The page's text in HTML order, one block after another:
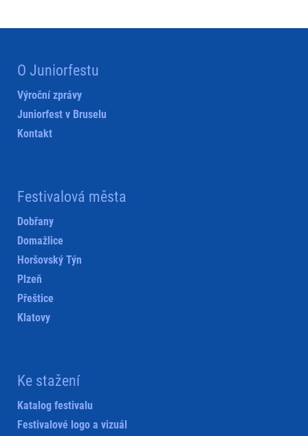
O Juniorfestu
Výroční zprávy
Juniorfest v Bruselu
Kontakt
Festivalová města
Dobřany
Domažlice
Horšovský Týn
Plzeň
Přeštice
Klatovy
Ke stažení
Katalog festivalu
Festivalové logo a vizuál